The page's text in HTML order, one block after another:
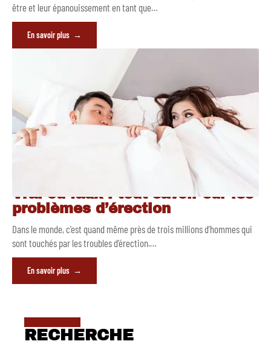
être et leur épanouissement en tant que…
En savoir plus
Vrai ou faux : tout savoir sur les
problèmes d’érection
Dans le monde, c’est quand même près de trois millions d’hommes qui
sont touchés par les troubles d’érection.…
En savoir plus
RECHERCHE